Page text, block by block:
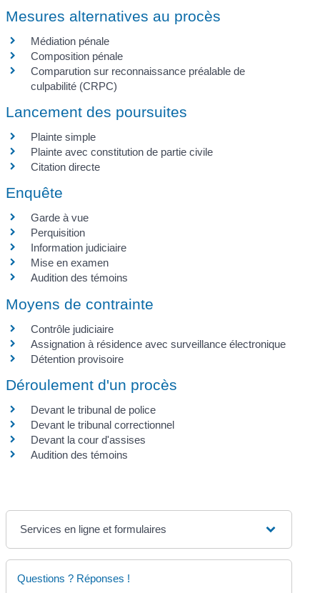
Mesures alternatives au procès
Médiation pénale
Composition pénale
Comparution sur reconnaissance préalable de
culpabilité (CRPC)
Lancement des poursuites
Plainte simple
Plainte avec constitution de partie civile
Citation directe
Enquête
Garde à vue
Perquisition
Information judiciaire
Mise en examen
Audition des témoins
Moyens de contrainte
Contrôle judiciaire
Assignation à résidence avec surveillance électronique
Détention provisoire
Déroulement d'un procès
Devant le tribunal de police
Devant le tribunal correctionnel
Devant la cour d'assises
Audition des témoins
Services en ligne et formulaires
Questions ? Réponses !